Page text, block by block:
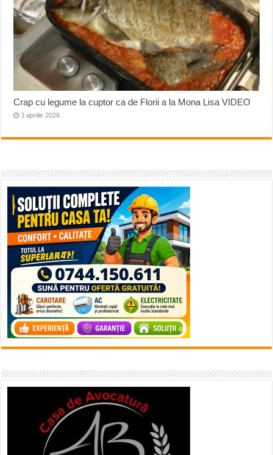
Crap cu legume la cuptor ca de Florii a la Mona Lisa VIDEO
3 aprilie 2026